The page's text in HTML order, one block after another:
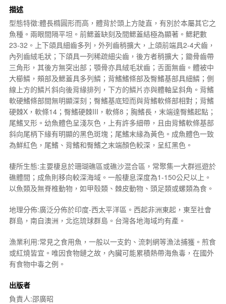
描述
型態特徵:體長橢圓形而高，體背於頭上方陡直，有別於本屬其它之
魚種。兩眼間隔平坦。前鰓蓋缺刻及間鰓蓋結極為顯著。鰓耙數
23-32。上下頜具細齒多列，外列齒稍擴大，上頜前端具2-4犬齒，
內列齒絨毛狀；下頜具一列稀疏細尖齒，後方者稍擴大；鋤骨齒帶
三角形，其後方無突出部；顎骨亦具絨毛狀齒；舌面無齒。體被中
大櫛鱗，頰部及鰓蓋具多列鱗；背鰭鰭條部及臀鰭基部具細鱗；側
線上方的鱗片斜向後背緣排列，下方的鱗片亦與體軸呈斜角。背鰭
軟硬鰭條部間無明顯深刻；臀鰭基底短而與背鰭軟條部相對；背鰭
硬棘X，軟條14；臀鰭硬棘III，軟條8；胸鰭長，末端達臀鰭起點；
尾鰭叉形。幼魚體色呈淺灰色，上有許多細帶，且由背鰭軟條基部
斜向尾柄下緣有明顯的黑色斑塊；尾鰭末緣為黃色。成魚體色一致
為鮮紅色，尾鰭、背鰭和臀鰭之末端顏色較深，呈紅黑色。
棲所生態:主要棲息於珊瑚礁區或礁沙混合區，常聚集一大群巡遊於
礁體間；成魚則移向較深海域。一般棲息深度為1-150公尺以上。
以魚類及無脊椎動物，如甲殼類、棘皮動物、頭足類或螺類為食。
地理分佈:廣泛分佈於印度-西太平洋區。西起非洲東起，東至社會
群島，南自澳洲，北迄琉球群島。台灣各地海域均有產。
漁業利用:常見之食用魚，一般以一支釣、流刺網等漁法捕獲。煎食
或紅燒皆宜。唯因食物鏈之故，內臟可能累積熱帶海魚毒，在國外
有食物中毒之例。
出版者
負責人:邵廣昭